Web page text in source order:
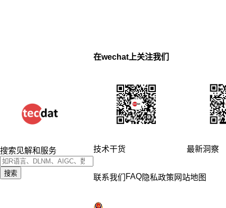
搜索见解和服务
搜索
在wechat上关注我们
技术干货 最新洞察
联系我们 FAQ隐私政策 网站地图